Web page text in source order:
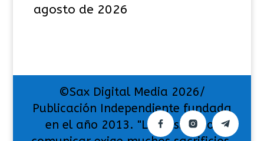
agosto de 2026
©Sax Digital Media 2026/
Publicación Independiente fundada
en el año 2013. "La pasión por